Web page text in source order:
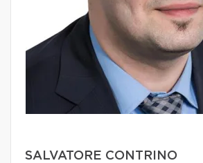
SALVATORE CONTRINO